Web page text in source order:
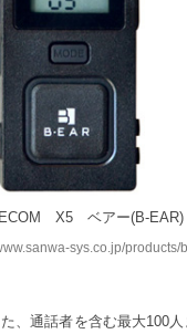
X5 ベアー(B-EAR)
sys.co.jp/products/
、通話者を含む最大100